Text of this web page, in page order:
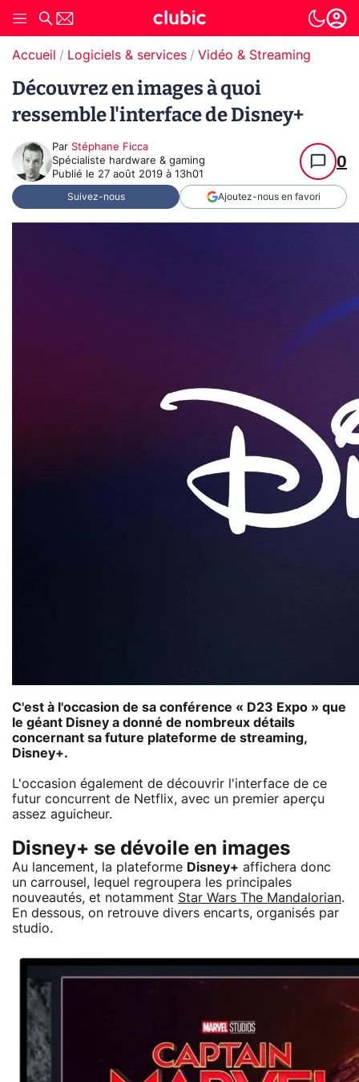
Accueil Logiciels & services Vidéo & Streaming
Découvrez en images à quoi
ressemble l'interface de Disney+
Par Stéphane Ficca
Spécialiste hardware & gaming
Publié le 27 août 2019 à 13h01
0
Suivez-nous Ajoutez-nous en favori
C'est à l'occasion de sa conférence « D23 Expo » que
le géant Disney a donné de nombreux détails
concernant sa future plateforme de streaming,
Disney+.
L'occasion également de découvrir l'interface de ce
futur concurrent de Netflix, avec un premier aperçu
assez aguicheur.
Disney+ se dévoile en images
Au lancement, la plateforme Disney+ affichera donc
un carrousel, lequel regroupera les principales
nouveautés, et notamment Star Wars The Mandalorian.
En dessous, on retrouve divers encarts, organisés par
studio.